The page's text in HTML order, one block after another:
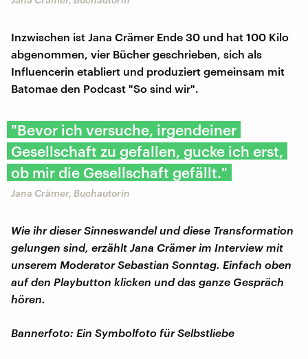
Inzwischen ist Jana Crämer Ende 30 und hat 100 Kilo
abgenommen, vier Bücher geschrieben, sich als
Influencerin etabliert und produziert gemeinsam mit
Batomae den Podcast "So sind wir".
"Bevor ich versuche, irgendeiner
Gesellschaft zu gefallen, gucke ich erst,
ob mir die Gesellschaft gefällt."
Jana Crämer, Buchautorin
Wie ihr dieser Sinneswandel und diese Transformation
gelungen sind, erzählt Jana Crämerim Interview mit
unserem Moderator Sebastian Sonntag. Einfach oben
auf den Playbutton klicken und das ganze Gespräch
hören.
Bannerfoto: Ein Symbolfoto für Selbstliebe